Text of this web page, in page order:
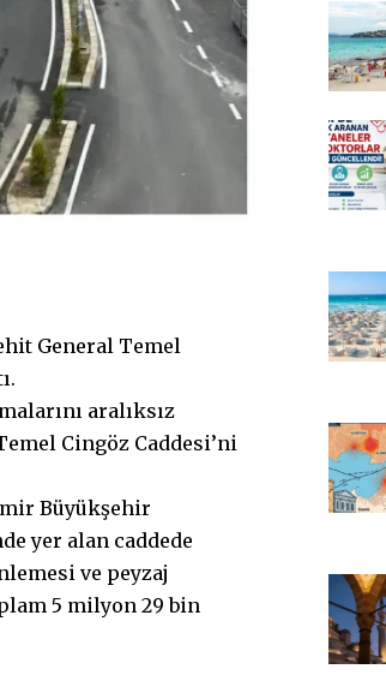
General Temel
aralıksız
Cingöz Caddesi’ni
Büyükşehir
yer alan caddede
ve peyzaj
5 milyon 29 bin